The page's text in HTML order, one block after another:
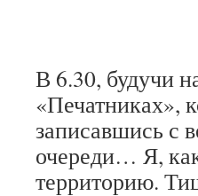
В 6.30, будучи
«Печатниках»,
записавшись с
очереди… Я,
территорию.